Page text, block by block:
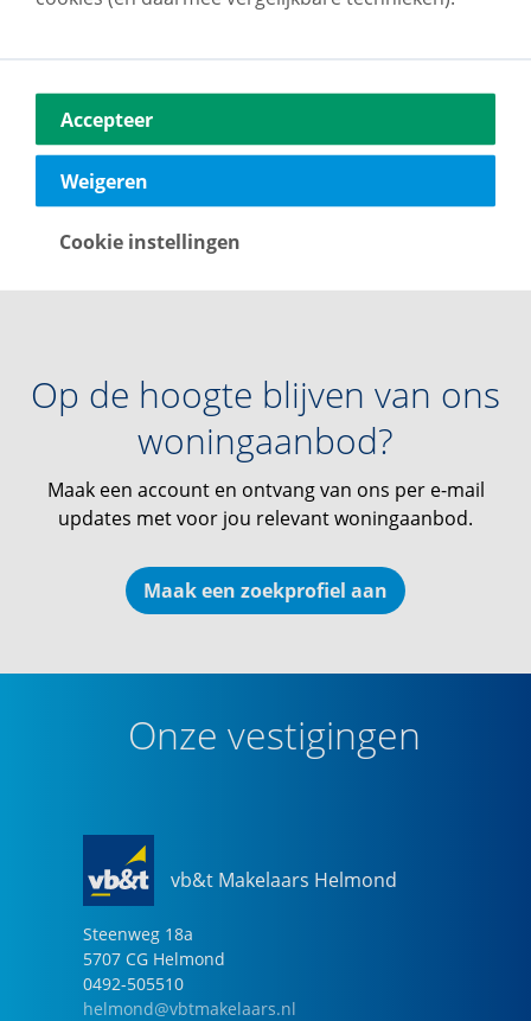
beoordeeld met een8,5Benieuwd waarom? Bekijk
de beoordelingen.
Klantbeoordelingen
Op de hoogte blijven van ons
woningaanbod?
Maak een account en ontvang van ons per e-mail
updates met voor jou relevant woningaanbod.
Maak een zoekprofiel aan
Onze vestigingen
vb&t Makelaars Helmond
Steenweg 18a
5707 CG Helmond
0492-505510
helmond@vbtmakelaars.nl
Accepteer
Weigeren
Cookie instellingen